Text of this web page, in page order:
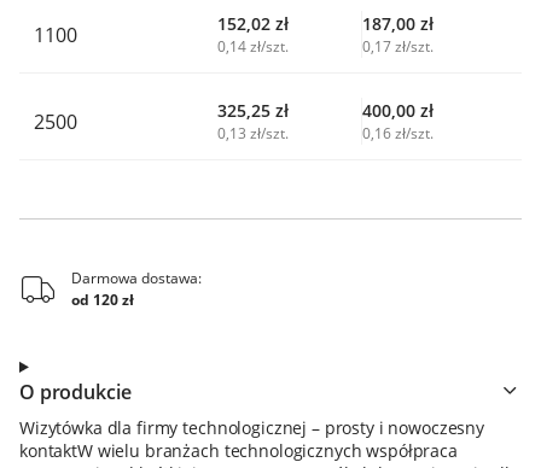
1100 152,02 zł
0,14 zł/szt.
187,00 zł
0,17 zł/szt.
2500 325,25 zł
0,13 zł/szt.
400,00 zł
0,16 zł/szt.
Darmowa dostawa:
od 120 zł
O produkcie
Wizytówka dla firmy technologicznej – prosty i nowoczesny
kontaktW wielu branżach technologicznych współpraca